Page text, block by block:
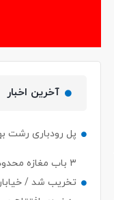
آخرین اخبار
پل رودباری رشت
۳ باب مغازه